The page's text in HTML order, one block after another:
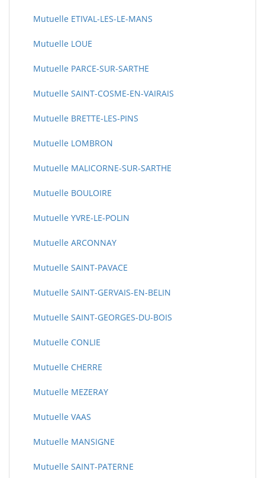
Mutuelle ETIVAL-LES-LE-MANS
Mutuelle LOUE
Mutuelle PARCE-SUR-SARTHE
Mutuelle SAINT-COSME-EN-VAIRAIS
Mutuelle BRETTE-LES-PINS
Mutuelle LOMBRON
Mutuelle MALICORNE-SUR-SARTHE
Mutuelle BOULOIRE
Mutuelle YVRE-LE-POLIN
Mutuelle ARCONNAY
Mutuelle SAINT-PAVACE
Mutuelle SAINT-GERVAIS-EN-BELIN
Mutuelle SAINT-GEORGES-DU-BOIS
Mutuelle CONLIE
Mutuelle CHERRE
Mutuelle MEZERAY
Mutuelle VAAS
Mutuelle MANSIGNE
Mutuelle SAINT-PATERNE